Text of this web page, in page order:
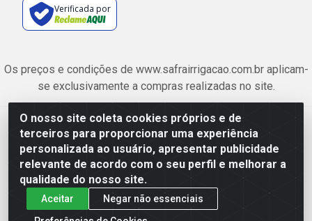
O nosso site coleta cookies próprios e de
terceiros para proporcionar uma experiência
personalizada ao usuário, apresentar publicidade
relevante de acordo com o seu perfil e melhorar a
qualidade do nosso site.
Aceitar
Negar não essenciais
Verificada por
Os preços e condições de www.safrairrigacao.com.br aplicam-
se exclusivamente a compras realizadas no site.
Safra Agrícola e Pecuária LTDA - Avenida Castelo Branco, 5330 -
Esplanada dos Anicuns, Goiânia/GO - CEP 74.433-205 - CNPJ
06.315.490/0001-00